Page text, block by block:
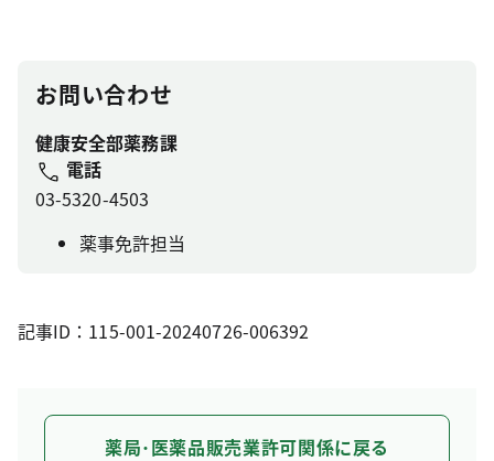
お問い合わせ
健康安全部薬務課
電話
03-5320-4503
薬事免許担当
記事ID：115-001-20240726-006392
薬局･医薬品販売業許可関係に戻る